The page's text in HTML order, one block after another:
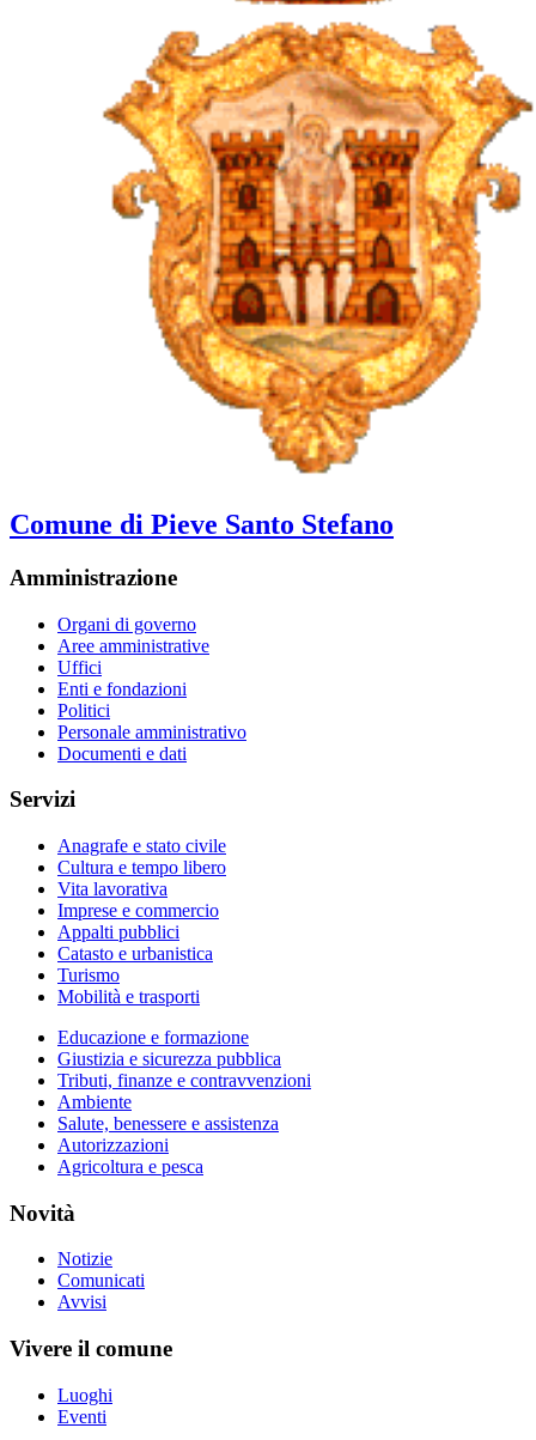
Comune di Pieve Santo Stefano
Amministrazione
Organi di governo
Aree amministrative
Uffici
Enti e fondazioni
Politici
Personale amministrativo
Documenti e dati
Servizi
Anagrafe e stato civile
Cultura e tempo libero
Vita lavorativa
Imprese e commercio
Appalti pubblici
Catasto e urbanistica
Turismo
Mobilità e trasporti
Educazione e formazione
Giustizia e sicurezza pubblica
Tributi, finanze e contravvenzioni
Ambiente
Salute, benessere e assistenza
Autorizzazioni
Agricoltura e pesca
Novità
Notizie
Comunicati
Avvisi
Vivere il comune
Luoghi
Eventi